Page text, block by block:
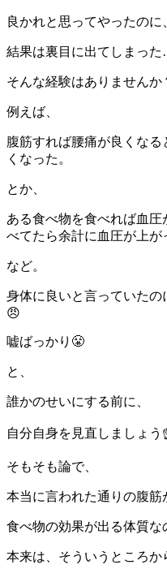
良かれと思ってやったのに
結果は裏目に出てしまっ
そんな経験はありませんか
例えば、
腹筋すれば腰痛が良くな
くなった。
とか、
ある食べ物を食べれば血
べてたら余計に血圧が上が
など。
身体に良いと言っていた
😠
嘘ばっかり😤
と、
誰かのせいにする前に、
自分自身を見直しましょう
そもそも論で、
本当に言われた通りの腹筋
食べ物の効果が出る体質な
本来は、そういうところか